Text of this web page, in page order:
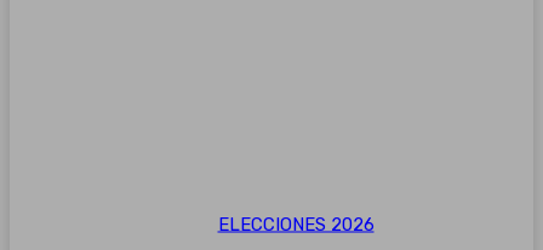
ELECCIONES 2026